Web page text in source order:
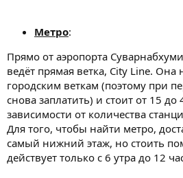
Метро:
Прямо от аэропорта
ведёт прямая ветка, City Line. Она
городским веткам (поэтому при
снова заплатить) и стоит от 15 до
зависимости от количества
Для того, чтобы найти метро,
самый нижний этаж, но стоить
действует только с 6 утра до 12